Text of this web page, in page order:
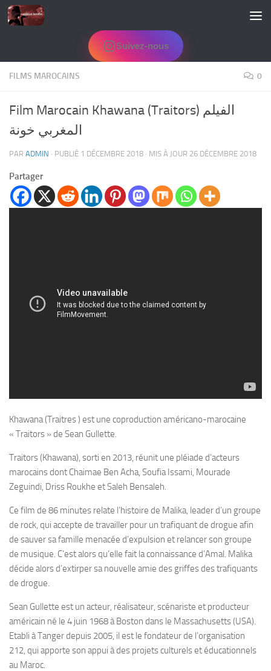
Skip to content
Suivez-nous
FILMS MAROCAINS 0
Film Marocain Khawana (Traitors) الفيلم
المغربي خونة
PAR ADMIN · PUBLIÉ 1 DÉCEMBRE 2018 · MIS À JOUR 26 DÉCEMBRE 2018
Partager
Khawana (Traitres ) est une coproduction américano-marocaine
« Traitors » de Sean Gullette.
Traitors (Khawana), sorti en 2013, réunit une pléiade d’acteurs
marocains dont Chaimae Ben Acha, Soufia Issami, Mourade
Zeguindi, Driss Roukhe et Saleh Bensaleh.
Ce film de 86 minutes relate l’histoire de Malika, leader d’un groupe
de rock, qui accepte de travailler pour un trafiquant de drogue afin
de sauver sa famille menacée d’expulsion et relancer son groupe
de musique. C’est alors qu’elle fait la connaissance d’Amal. Malika
décide alors d’extirper sa nouvelle amie des griffes des trafiquants
de drogue.
Sean Gullette est un acteur, réalisateur, scénariste et producteur
américain né le 4 juin 1968 à Boston dans le Massachusetts (USA).
Etabli à Tanger depuis 2005, il est le fondateur de l’organisation
212, qui apporte son appui à des projets culturels et éducationnels
au Maroc.